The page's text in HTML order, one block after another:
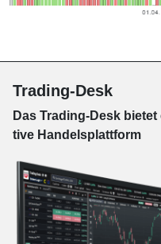
Trading-Desk
Das Trading-Desk
tive Han­dels­platt­form